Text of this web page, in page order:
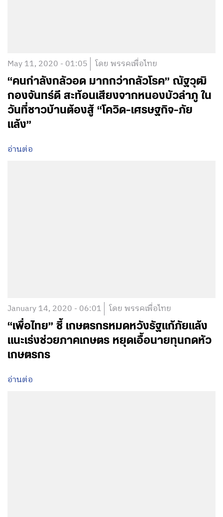
May 11, 2020 - 01:05 โดย พรรคเพื่อไทย
“คนกำลังกลัวอด มากกว่ากลัวโรค” ณัฐวุฒิ
กองจันทร์ดี สะท้อนเสียงจากหนองบัวลำภู ใน
วันที่ชาวบ้านต้องสู้ “โควิด-เศรษฐกิจ-ภัย
แล้ง”
อ่านต่อ
January 14, 2020 - 06:01 โดย พรรคเพื่อไทย
“เพื่อไทย” ชี้ เกษตรกรหมดหวังรัฐแก้ภัยแล้ง
แนะเร่งช่วยภาคเกษตร หยุดเอื้อนายทุนกดหัว
เกษตรกร
อ่านต่อ